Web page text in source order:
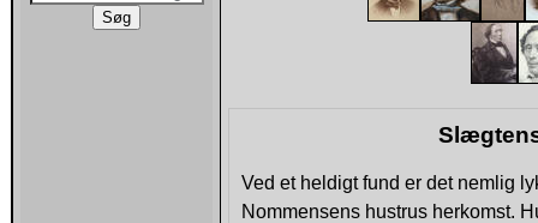
Ved et heldigt fund er det nemlig
Nommensens hustrus herkomst.